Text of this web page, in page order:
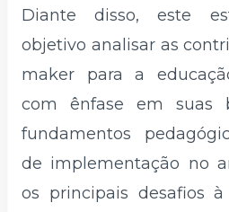
Diante disso, este
objetivo analisar as
maker para a
com ênfase em suas
fundamentos
de implementação no
os principais desafios à